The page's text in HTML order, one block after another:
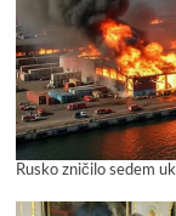
Rusko zničilo sedem